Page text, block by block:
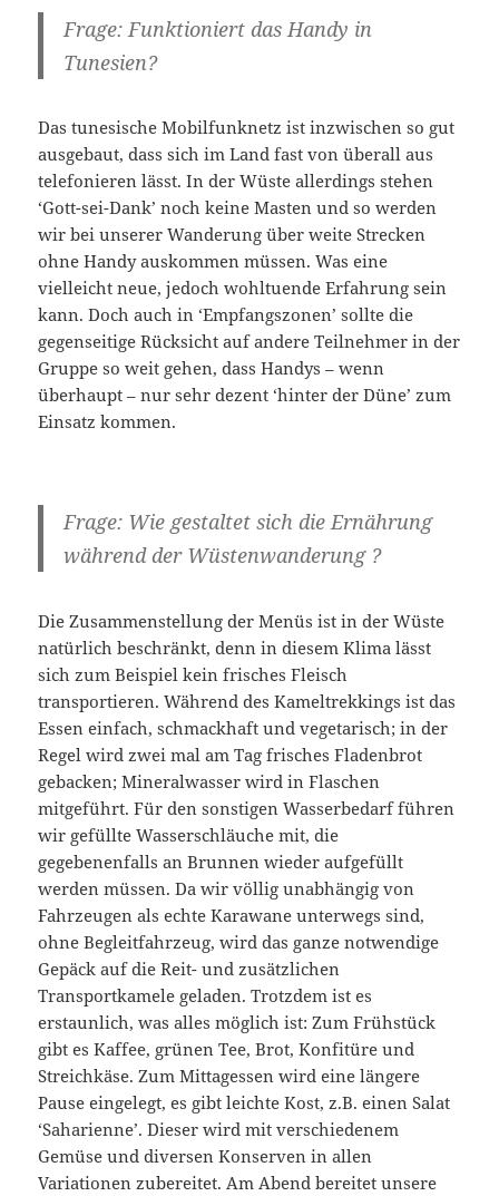
Frage: Funktioniert das Handy in
Tunesien?
Das tunesische Mobilfunknetz ist inzwischen so gut
ausgebaut, dass sich im Land fast von überall aus
telefonieren lässt. In der Wüste allerdings stehen
‘Gott-sei-Dank’ noch keine Masten und so werden
wir bei unserer Wanderung über weite Strecken
ohne Handy auskommen müssen. Was eine
vielleicht neue, jedoch wohltuende Erfahrung sein
kann. Doch auch in ‘Empfangszonen’ sollte die
gegenseitige Rücksicht auf andere Teilnehmer in der
Gruppe so weit gehen, dass Handys – wenn
überhaupt – nur sehr dezent ‘hinter der Düne’ zum
Einsatz kommen.
Frage: Wie gestaltet sich die Ernährung
während der Wüstenwanderung ?
Die Zusammenstellung der Menüs ist in der Wüste
natürlich beschränkt, denn in diesem Klima lässt
sich zum Beispiel kein frisches Fleisch
transportieren. Während des Kameltrekkings ist das
Essen einfach, schmackhaft und vegetarisch; in der
Regel wird zwei mal am Tag frisches Fladenbrot
gebacken; Mineralwasser wird in Flaschen
mitgeführt. Für den sonstigen Wasserbedarf führen
wir gefüllte Wasserschläuche mit, die
gegebenenfalls an Brunnen wieder aufgefüllt
werden müssen. Da wir völlig unabhängig von
Fahrzeugen als echte Karawane unterwegs sind,
ohne Begleitfahrzeug, wird das ganze notwendige
Gepäck auf die Reit- und zusätzlichen
Transportkamele geladen. Trotzdem ist es
erstaunlich, was alles möglich ist: Zum Frühstück
gibt es Kaffee, grünen Tee, Brot, Konfitüre und
Streichkäse. Zum Mittagessen wird eine längere
Pause eingelegt, es gibt leichte Kost, z.B. einen Salat
‘Saharienne’. Dieser wird mit verschiedenem
Gemüse und diversen Konserven in allen
Variationen zubereitet. Am Abend bereitet unsere